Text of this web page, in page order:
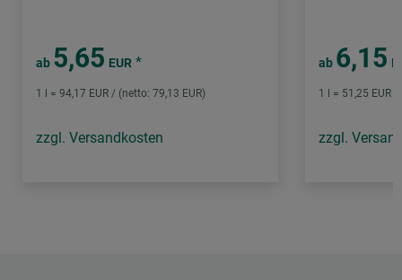
ab 5,65 EUR *
1 l = 94,17 EUR / (netto: 79,13 EUR)
zzgl. Versandkosten
ab 6,15
1 l = 51,25 EUR
zzgl.